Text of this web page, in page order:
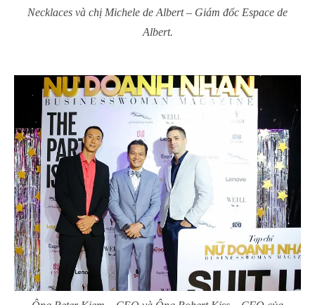
Necklaces và chị Michele de Albert – Giám đốc Espace de
Albert.